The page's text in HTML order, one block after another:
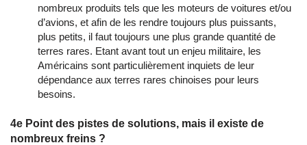
nombreux produits tels que les moteurs de voitures et/ou
d’avions, et afin de les rendre toujours plus puissants,
plus petits, il faut toujours une plus grande quantité de
terres rares. Etant avant tout un enjeu militaire, les
Américains sont particulièrement inquiets de leur
dépendance aux terres rares chinoises pour leurs
besoins.
4e Point des pistes de solutions, mais il existe de
nombreux freins ?